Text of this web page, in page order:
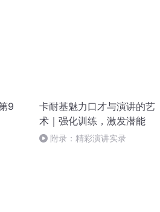
9
卡耐基魅力口才与演讲的艺
术｜强化训练，激发潜能
附录：精彩演讲实录